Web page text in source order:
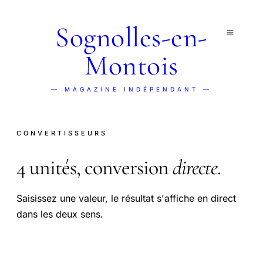
Sognolles-en-
Montois
— MAGAZINE INDÉPENDANT —
CONVERTISSEURS
4 unités, conversiondirecte.
Saisissez une valeur, le résultat s'affiche en direct
dans les deux sens.